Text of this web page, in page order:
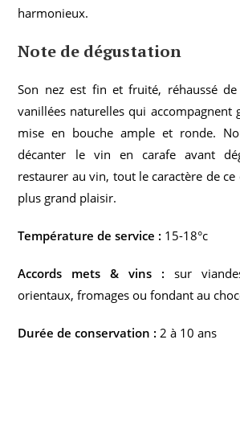
harmonieux.
Note de dégustation
Son nez est fin et fruité, réhaussé
vanillées naturelles qui accompagnent
mise en bouche ample et ronde.
décanter le vin en carafe avant
restaurer au vin, tout le caractère de
plus grand plaisir.
Température de service : 15-18°c
Accords mets & vins : sur
orientaux, fromages ou fondant au
Durée de conservation : 2 à 10 ans